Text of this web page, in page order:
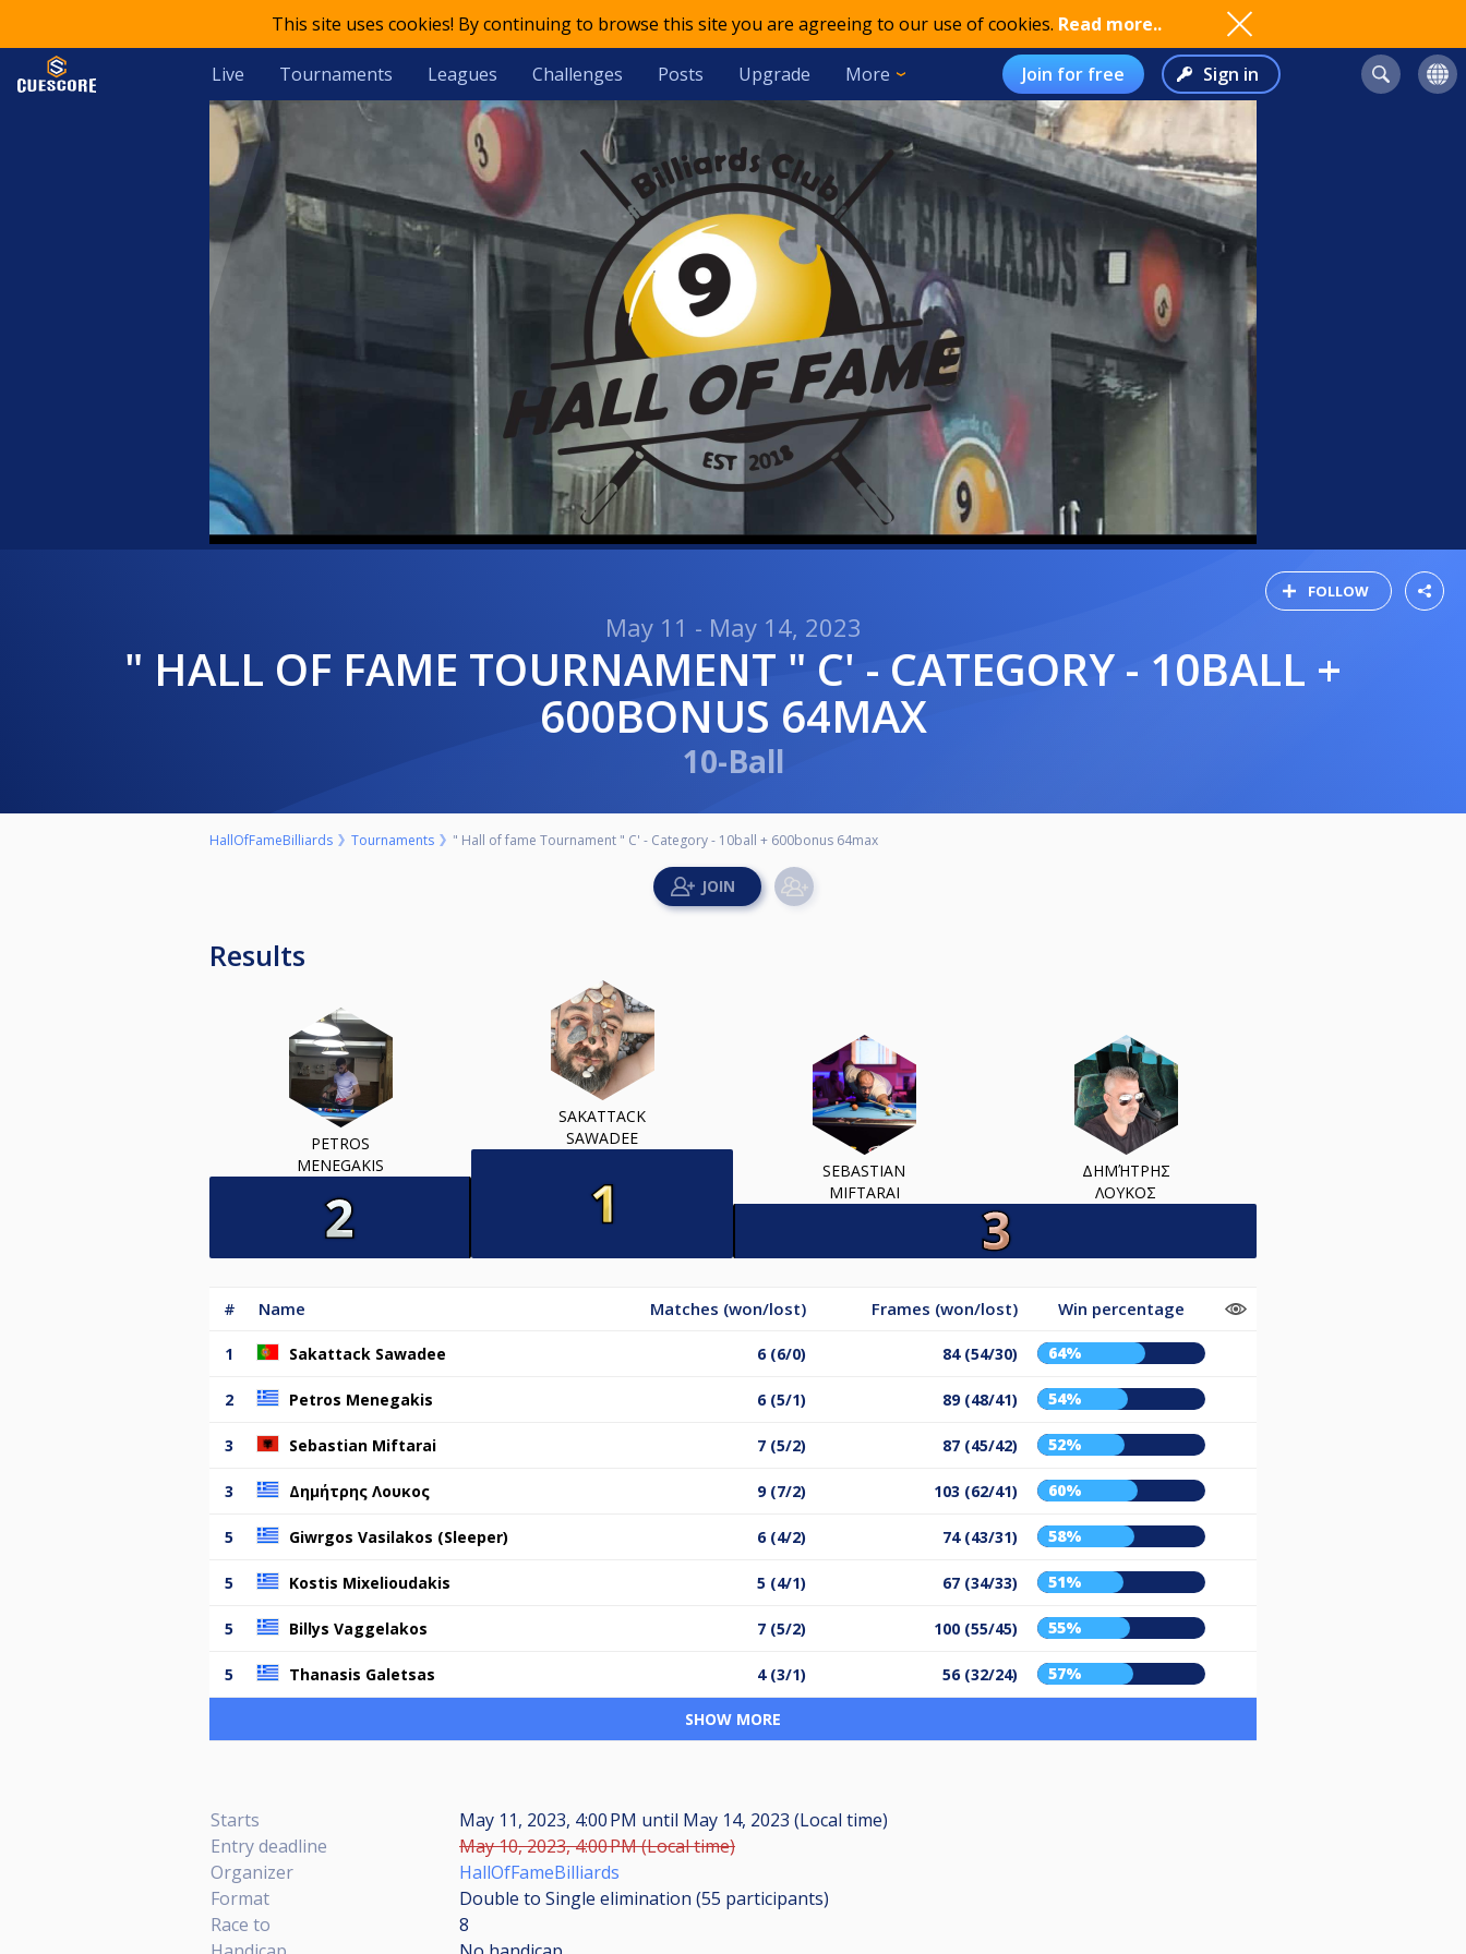
This site uses cookies! By continuing to browse this site you are agreeing to our use of cookies. Read more..
Live Tournaments Leagues Challenges Posts Upgrade More Join for free Sign in
FOLLOW
May 11 - May 14, 2023
" HALL OF FAME TOURNAMENT " C' - CATEGORY - 10BALL +
600BONUS 64MAX
10-Ball
HallOfFameBilliards Tournaments " Hall of fame Tournament " C' - Category - 10ball + 600bonus 64max
Results
PETROS
MENEGAKIS
SAKATTACK
SAWADEE
SEBASTIAN
MIFTARAI
ΔΗΜΉΤΡΗΣ
ΛΟΥΚΟΣ
# Name Matches (won/lost) Frames (won/lost) Win percentage
1 Sakattack Sawadee 6 (6/0) 84 (54/30) 64%
2 Petros Menegakis 6 (5/1) 89 (48/41) 54%
3 Sebastian Miftarai 7 (5/2) 87 (45/42) 52%
3 Δημήτρης Λουκος 9 (7/2) 103 (62/41) 60%
5 Giwrgos Vasilakos (Sleeper) 6 (4/2) 74 (43/31) 58%
5 Kostis Mixelioudakis 5 (4/1) 67 (34/33) 51%
5 Billys Vaggelakos 7 (5/2) 100 (55/45) 55%
5 Thanasis Galetsas 4 (3/1) 56 (32/24) 57%
SHOW MORE
Starts May 11, 2023, 4:00 PM until May 14, 2023 (Local time)
Entry deadline
May 10, 2023, 4:00 PM (Local time)
Organizer
HallOfFameBilliards
Format
Double to Single elimination (55 participants)
Race to
8